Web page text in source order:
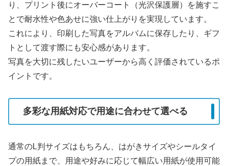
り、プリント後にオーバーコート（光沢保護層）を施すこ
とで耐水性や色あせに強い仕上がりを実現しています。
これにより、印刷した写真をアルバムに保存したり、ギフ
トとして渡す際にも安心感があります。
写真を大切に残したいユーザーから高く評価されているポ
イントです。
多彩な用紙対応で用途に合わせて選べる
通常のL判サイズはもちろん、はがきサイズやシールタイ
プの用紙まで、用途や好みに応じて幅広い用紙が使用可能